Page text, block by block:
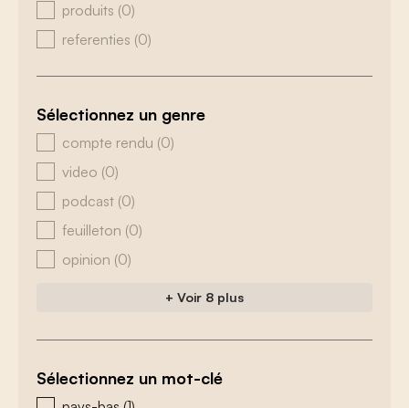
produits (0)
referenties (0)
Sélectionnez un genre
zoeken - genre
compte rendu (0)
video (0)
podcast (0)
feuilleton (0)
opinion (0)
+ Voir 8 plus
Sélectionnez un mot-clé